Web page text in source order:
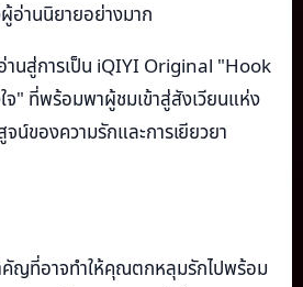
อ่านนิยายอย่างมาก
านสู่การเป็น iQIYI Original "Hook
" ที่พร้อมพาผู้ชมเข้าสู่สังเวียนแห่ง
น์ของความรักและการเยียวยา
ญที่อาจทำให้คุณตกหลุมรักไปพร้อม